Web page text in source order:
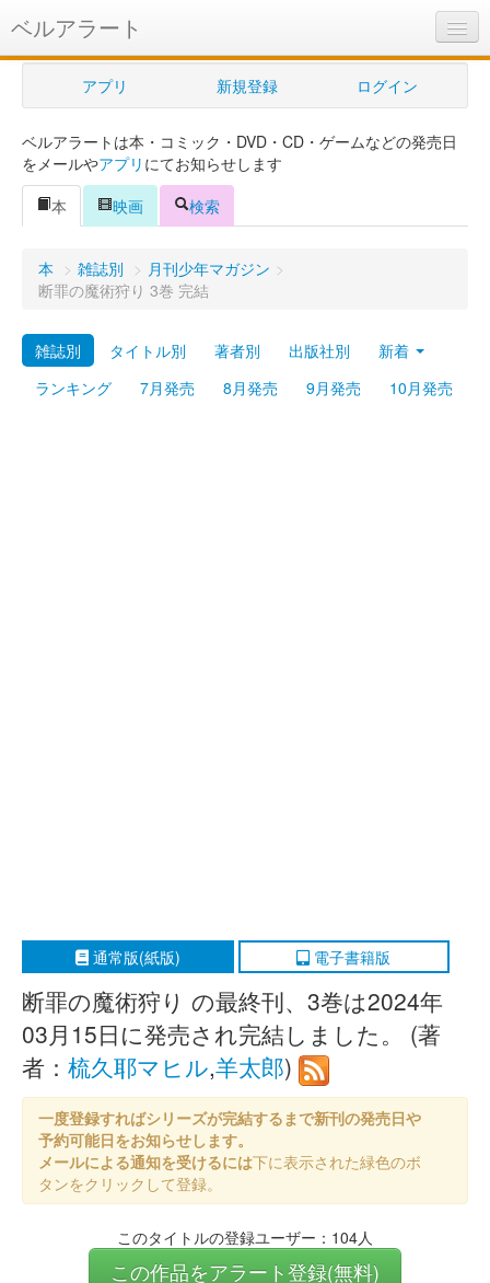
ベルアラート
ベルアラートとは
ヘルプ
新規登録
ログイン
購入管理
Myシェルフ
プレミアム
アプリ 新規登録 ログイン
ベルアラートは本・コミック・DVD・CD・ゲームなどの発売日
をメールやアプリ にてお知らせします
本
映画 検索
本 > 雑誌別 > 月刊少年マガジン >
断罪の魔術狩り 3巻 完結
雑誌別 タイトル別 著者別 出版社別
新着
ランキング
7月発売 8月発売 9月発売 10月発売
通常版(紙版) 電子書籍版
断罪の魔術狩り の最終刊、3巻は2024年
03月15日に発売され完結しました。 (著
者： 梳久耶マヒル,羊太郎)
一度登録すればシリーズが完結するまで新刊の発売日や
予約可能日をお知らせします。
メールによる通知を受けるには下に表示された緑色のボ
タンをクリックして登録。
このタイトルの登録ユーザー：104人
この作品をアラート登録(無料)